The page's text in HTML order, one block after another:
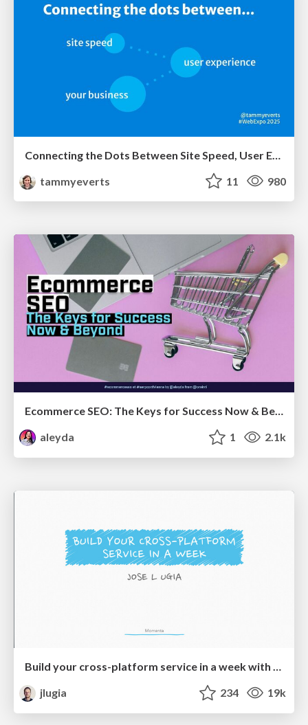
tammyeverts
11 980
Ecommerce SEO: The Keys for Success Now & Beyond - #SERPConf2024
aleyda
1 2.1k
Build your cross-platform service in a week with App Engine
jlugia
234 19k